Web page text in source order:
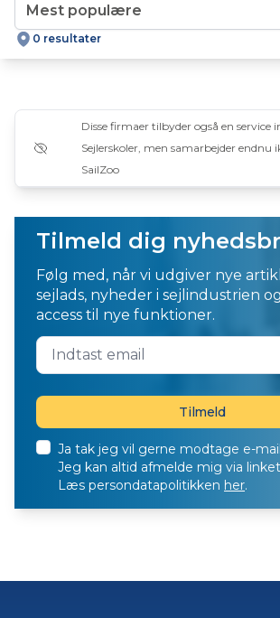
0 resultater
Disse firmaer tilbyder også en service
Sejlerskoler, men samarbejder endnu
SailZoo
Tilmeld dig
Følg med, når vi udgiver nye
sejlads, nyheder i sejlindustrien
access til nye funktioner.
Ja tak jeg vil gerne modtage e-
Jeg kan altid afmelde mig via
Læs persondatapolitikken her.